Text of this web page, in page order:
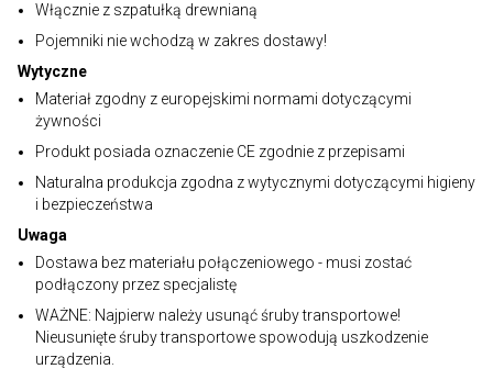
Włącznie z szpatułką drewnianą
Pojemniki nie wchodzą w zakres dostawy!
Wytyczne
Materiał zgodny z europejskimi normami dotyczącymi
żywności
Produkt posiada oznaczenie CE zgodnie z przepisami
Naturalna produkcja zgodna z wytycznymi dotyczącymi higieny
i bezpieczeństwa
Uwaga
Dostawa bez materiału połączeniowego - musi zostać
podłączony przez specjalistę
WAŻNE: Najpierw należy usunąć śruby transportowe!
Nieusunięte śruby transportowe spowodują uszkodzenie
urządzenia.